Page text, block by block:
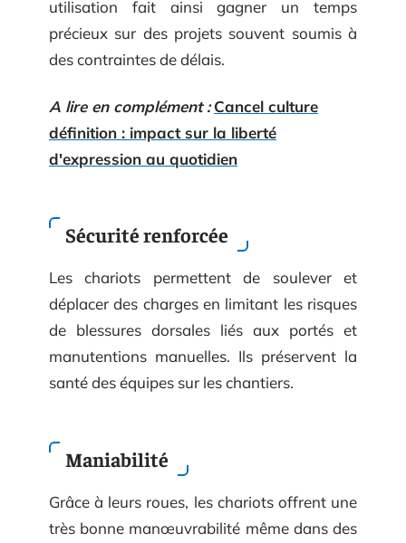
utilisation fait ainsi gagner un temps
précieux sur des projets souvent soumis à
des contraintes de délais.
A lire en complément : Cancel culture
définition : impact sur la liberté
d'expression au quotidien
Sécurité renforcée
Les chariots permettent de soulever et
déplacer des charges en limitant les risques
de blessures dorsales liés aux portés et
manutentions manuelles. Ils préservent la
santé des équipes sur les chantiers.
Maniabilité
Grâce à leurs roues, les chariots offrent une
très bonne manœuvrabilité même dans des